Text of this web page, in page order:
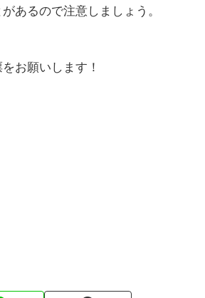
あるので注意しましょう。
お願いします！